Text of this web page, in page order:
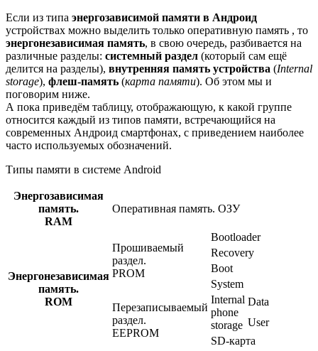
Если из типа энергозависимой памяти в Андроид
устройствах можно выделить только оперативную память , то
энергонезависимая память, в свою очередь, разбивается на
различные разделы: системный раздел (который сам ещё
делится на разделы), внутренняя память устройства (Internal
storage), флеш-память (карта памяти). Об этом мы и
поговорим ниже.
А пока приведём таблицу, отображающую, к какой группе
относится каждый из типов памяти, встречающийся на
современных Андроид смартфонах, с приведением наиболее
часто используемых обозначений.
Типы памяти в системе Android
Энергозависимая
память.
RAM
Оперативная память. ОЗУ
Энергонезависимая
память.
ROM
Прошиваемый
раздел.
PROM
Bootloader
Recovery
Boot
System
Перезаписываемый
раздел.
EEPROM
Internal
phone
storage
Data
User
SD-карта